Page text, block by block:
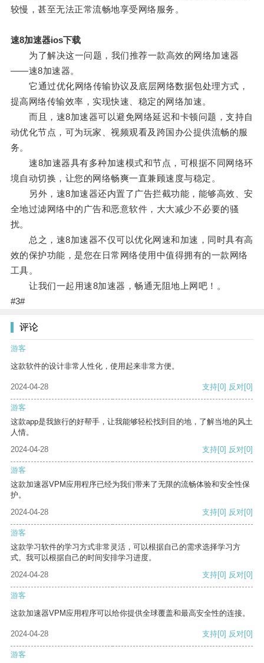
较慢，甚至无法正常流畅地享受网络服务。
速8加速器ios下载
为了解决这一问题，我们推荐一款高效的网络加速器
——速8加速器。
它通过优化网络传输协议及底层网络数据包处理方式，
提高网络传输效率，实现快速、稳定的网络加速。
而且，速8加速器可以避免网络延迟和卡顿问题，支持自
动优化节点，可为玩家、视频观看及跨国办公提供流畅的服
务。
速8加速器具有多种加速模式和节点，可根据不同网络环
境自动切换，让您的网络畅爽一直兼顾速度与稳定。
另外，速8加速器还内置了广告拦截功能，能够高效、安
全地过滤网络中的广告和恶意软件，大大减少不必要的骚
扰。
总之，速8加速器不仅可以优化网速和加速，同时具有高
效的保护功能，是您在日常网络使用中值得拥有的一款网络
工具。
让我们一起用速8加速器，畅通无阻地上网吧！。
#3#
评论
游客
这款软件的设计非常人性化，使用起来非常方便。
2024-04-28 支持[0] 反对[0]
游客
这款app是我旅行的好帮手，让我能够轻松找到目的地，了解当地的风土
人情。
2024-04-28
支持[0] 反对[0]
游客
这款加速器VPM应用程序已经为我们带来了无限的流畅体验和安全性保
护。
2024-04-28
支持[0] 反对[0]
游客
这款学习软件的学习方式非常灵活，可以根据自己的需求选择学习方
式。我可以根据自己的时间安排学习进度。
2024-04-28
支持[0] 反对[0]
游客
这款加速器VPM应用程序可以给你提供全球覆盖和最高安全性的连接。
2024-04-28 支持[0] 反对[0]
游客